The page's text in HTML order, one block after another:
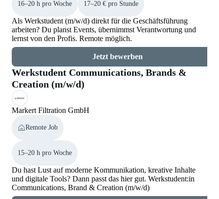
16–20 h pro Woche 17–20 € pro Stunde
Als Werkstudent (m/w/d) direkt für die Geschäftsführung
arbeiten? Du planst Events, übernimmst Verantwortung und
lernst von den Profis. Remote möglich.
Jetzt bewerben
Werkstudent Communications, Brands &
Creation (m/w/d)
Markert Filtration GmbH
Remote Job
15–20 h pro Woche
Du hast Lust auf moderne Kommunikation, kreative Inhalte
und digitale Tools? Dann passt das hier gut. Werkstudent:in
Communications, Brand & Creation (m/w/d)